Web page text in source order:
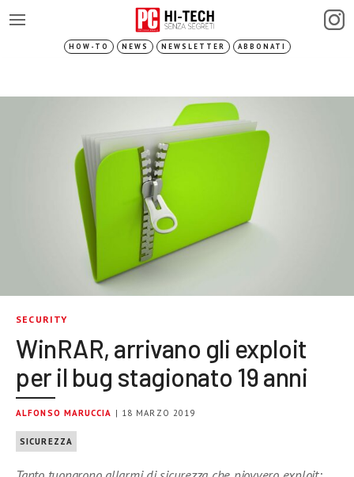
HOW-TO NEWS NEWSLETTER ABBONATI
SECURITY
WinRAR, arrivano gli exploit
per il bug stagionato 19 anni
ALFONSO MARUCCIA | 18 MARZO 2019
SICUREZZA